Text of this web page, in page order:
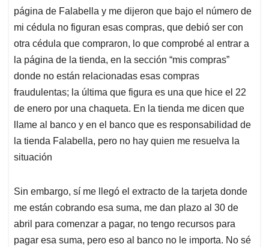
página de Falabella y me dijeron que bajo el número de
mi cédula no figuran esas compras, que debió ser con
otra cédula que compraron, lo que comprobé al entrar a
la página de la tienda, en la sección “mis compras”
donde no están relacionadas esas compras
fraudulentas; la última que figura es una que hice el 22
de enero por una chaqueta. En la tienda me dicen que
llame al banco y en el banco que es responsabilidad de
la tienda Falabella, pero no hay quien me resuelva la
situación
Sin embargo, sí me llegó el extracto de la tarjeta donde
me están cobrando esa suma, me dan plazo al 30 de
abril para comenzar a pagar, no tengo recursos para
pagar esa suma, pero eso al banco no le importa. No sé